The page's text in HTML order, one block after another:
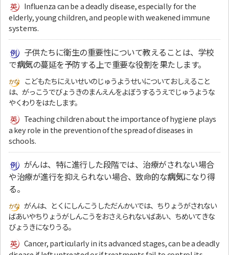
Influenza can be a deadly disease, especially for the
elderly, young children, and people with weakened immune
systems.
子供たちに衛生の重要性について教えることは、学校
で病気の蔓延を予防する上で重要な役割を果たします。
こどもたちにえいせいのじゅうようせいについておしえること
は、がっこうでびょうきのまんえんをよぼうするうえでじゅうような
やくわりをはたします。
Teaching children about the importance of hygiene plays
a key role in the prevention of the spread of diseases in
schools.
がんは、特に進行した段階では、治療がされない場合
や治療が進行を抑えられない場合、致命的な病気になり得
る。
がんは、とくにしんこうしただんかいでは、ちりょうがされない
ばあいやちりょうがしんこうをおさえられないばあい、ちめいてきな
びょうきになりうる。
Cancer, particularly in its advanced stages, can be a deadly